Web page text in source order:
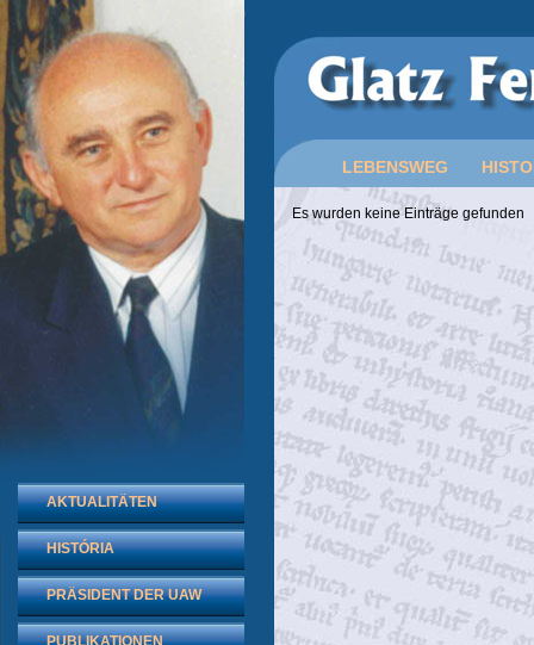
AKTUALITÄTEN
HISTÓRIA
PRÄSIDENT DER UAW
PUBLIKATIONEN
LEBENSWEG
Es wurden keine Einträge gefunden